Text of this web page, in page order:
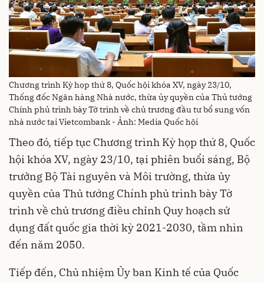
Chương trình Kỳ họp thứ 8, Quốc hội khóa XV, ngày 23/10,
Thống đốc Ngân hàng Nhà nước, thừa ủy quyền của Thủ tướng
Chính phủ trình bày Tờ trình về chủ trương đầu tư bổ sung vốn
nhà nước tại Vietcombank - Ảnh: Media Quốc hội
Theo đó, tiếp tục Chương trình Kỳ họp thứ 8, Quốc
hội khóa XV, ngày 23/10, tại phiên buổi sáng, Bộ
trưởng Bộ Tài nguyên và Môi trường, thừa ủy
quyền của Thủ tướng Chính phủ trình bày Tờ
trình về chủ trương điều chỉnh Quy hoạch sử
dụng đất quốc gia thời kỳ 2021-2030, tầm nhìn
đến năm 2050.
Tiếp đến, Chủ nhiệm Ủy ban Kinh tế của Quốc